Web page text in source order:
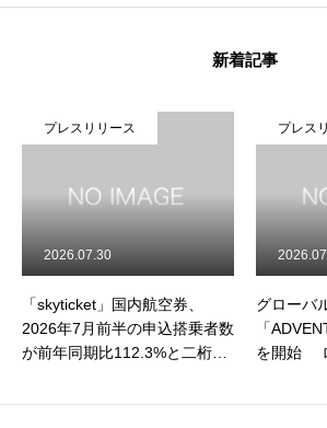
新着記事
プレスリリース
「skyticket」国内航空券、
2026年7月前半の申込搭乗者数
が前年同期比112.3%と二桁成
111.1%と二桁成長、夏休み需
2026.07.30
プレス
グローバ
「
を開始 ローンチから約1年、